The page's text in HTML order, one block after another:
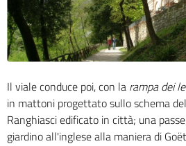
Il viale conduce poi, con la rampa dei
in mattoni progettato sullo schema
Ranghiasci edificato in città; una
giardino all'inglese alla maniera di Goët